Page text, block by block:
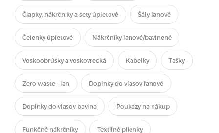
Čiapky, nákrčníky a sety úpletové Šály ľanové
Čelenky úpletové Nákrčníky ľanové/bavlnené
Voskoobrúsky a voskovrecká Kabelky Tašky
Zero waste - ľan Doplnky do vlasov ľanové
Doplnky do vlasov bavlna Poukazy na nákup
Funkčné nákrčníky Textilné plienky